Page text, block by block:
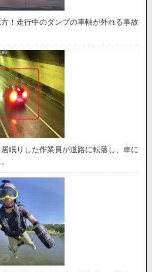
方！走行中のダンプの車軸が外れる事故
居眠りした作業員が道路に転落し、車に